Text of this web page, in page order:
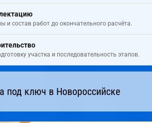
и состав работ до окончательного расчёта.
участка и последовательность этапов.
под ключ в Новороссийске